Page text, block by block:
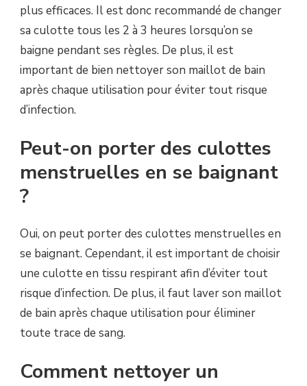
plus efficaces. Il est donc recommandé de changer
sa culotte tous les 2 à 3 heures lorsqu’on se
baigne pendant ses règles. De plus, il est
important de bien nettoyer son maillot de bain
après chaque utilisation pour éviter tout risque
d’infection.
Peut-on porter des culottes
menstruelles en se baignant
?
Oui, on peut porter des culottes menstruelles en
se baignant. Cependant, il est important de choisir
une culotte en tissu respirant afin d’éviter tout
risque d’infection. De plus, il faut laver son maillot
de bain après chaque utilisation pour éliminer
toute trace de sang.
Comment nettoyer un